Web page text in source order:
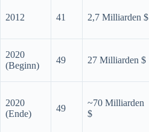
2012 41 2,7 Milliarden $
2020
(Beginn)
49 27 Milliarden $
2020
(Ende)
49
~70 Milliarden
$